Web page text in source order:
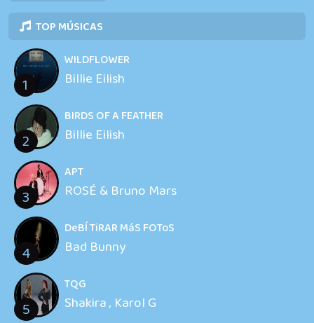
TOP MÚSICAS
1
WILDFLOWER
Billie Eilish
2
BIRDS OF A FEATHER
Billie Eilish
3
APT
ROSÉ & Bruno Mars
4
DeBÍ TiRAR MáS FOToS
Bad Bunny
5
TQG
Shakira , Karol G